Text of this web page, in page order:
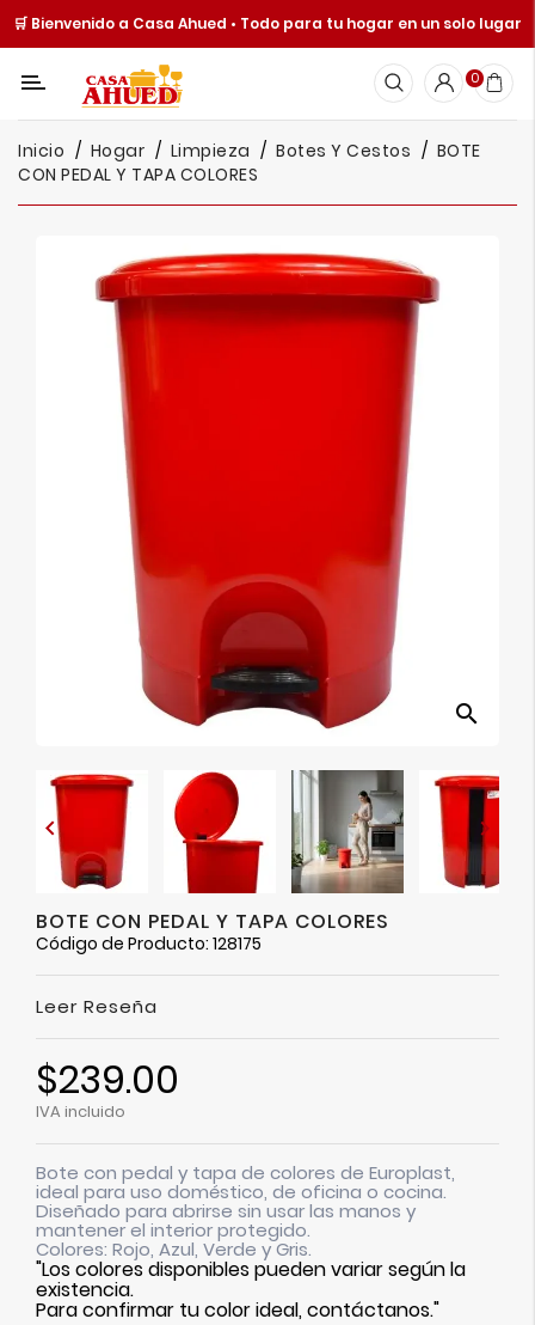
🛒 Bienvenido a Casa Ahued • Todo para tu hogar en un solo lugar
Categoría
Cocina
Y
Mesa
0
Inicio Hogar Limpieza Botes Y Cestos
BOTE
CON PEDAL Y TAPA COLORES
search
 
BOTE CON PEDAL Y TAPA COLORES
Código de Producto: 128175
Leer Reseña
$239.00
IVA incluido
Bote con pedal y tapa de colores de Europlast,
ideal para uso doméstico, de oficina o cocina.
Diseñado para abrirse sin usar las manos y
mantener el interior protegido.
Colores: Rojo, Azul, Verde y Gris.
"Los colores disponibles pueden variar según la
existencia.
Para confirmar tu color ideal, contáctanos."